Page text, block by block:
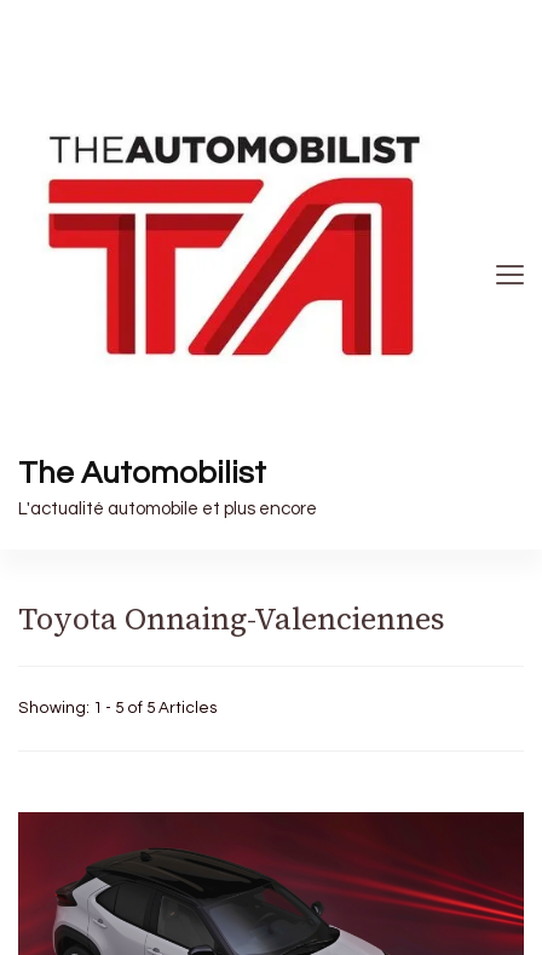
The Automobilist
L'actualité automobile et plus encore
Toyota Onnaing-Valenciennes
Showing: 1 - 5 of 5 Articles